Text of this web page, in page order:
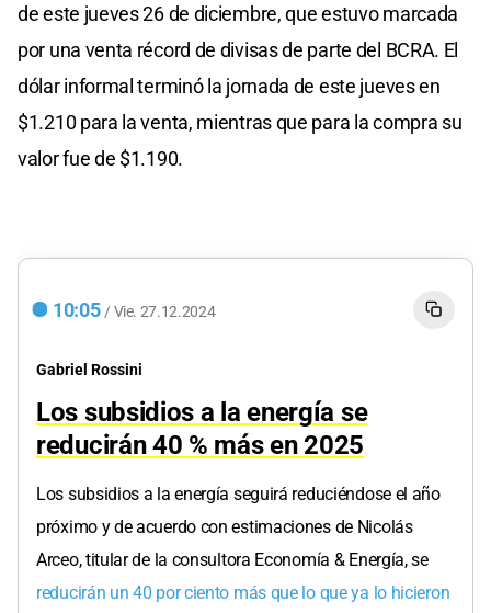
de este jueves 26 de diciembre, que estuvo marcada
por una venta récord de divisas de parte del BCRA. El
dólar informal terminó la jornada de este jueves en
$1.210 para la venta, mientras que para la compra su
valor fue de $1.190.
10:05 / Vie. 27.12.2024
Gabriel Rossini
Los subsidios a la energía se
reducirán 40 % más en 2025
Los subsidios a la energía seguirá reduciéndose el año
próximo y de acuerdo con estimaciones de Nicolás
Arceo, titular de la consultora Economía & Energía, se
reducirán un 40 por ciento más que lo que ya lo hicieron